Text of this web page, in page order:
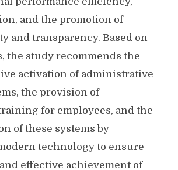
and the promotion of
and transparency. Based on
the study recommends the
activation of administrative
the provision of
for employees, and the
of these systems by
technology to ensure
effective achievement of